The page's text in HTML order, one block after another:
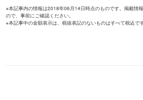
※本記事内の情報は2018年06月14日時点のものです。掲載情
ので、事前にご確認ください。
※本記事中の金額表示は、税抜表記のないものはすべて税込です